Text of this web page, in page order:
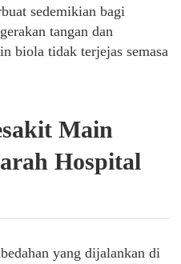
sedemikian bagi
tangan dan
biola tidak terjejas semasa
Main
Hospital
yang dijalankan di